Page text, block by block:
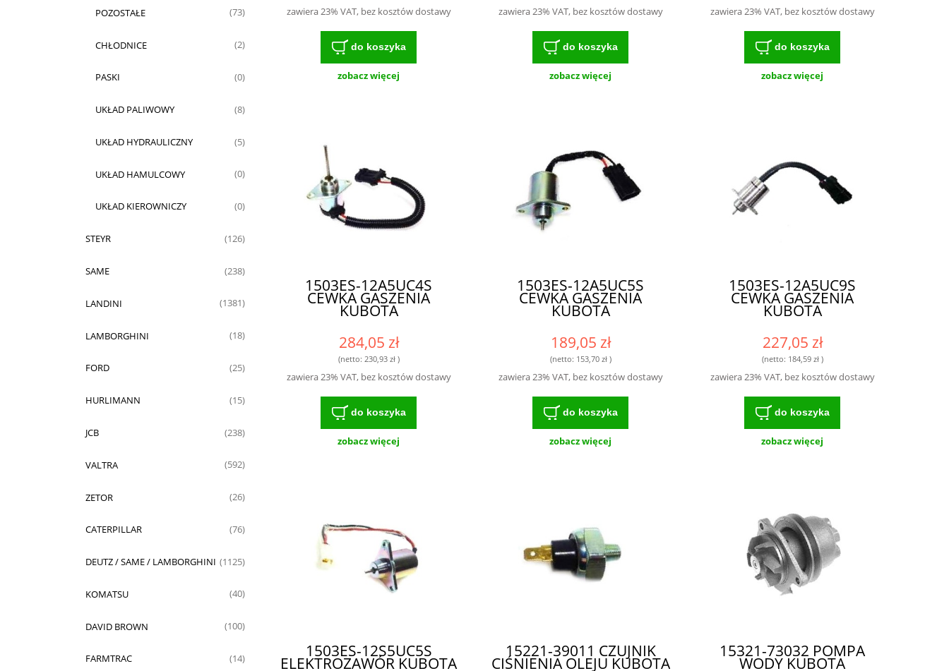
POZOSTAŁE (73)
CHŁODNICE (2)
PASKI (0)
UKŁAD PALIWOWY (8)
UKŁAD HYDRAULICZNY (5)
UKŁAD HAMULCOWY (0)
UKŁAD KIEROWNICZY (0)
STEYR (126)
SAME (238)
LANDINI (1381)
LAMBORGHINI (18)
FORD (25)
HURLIMANN (15)
JCB (238)
VALTRA (592)
ZETOR (26)
CATERPILLAR (76)
DEUTZ / SAME / LAMBORGHINI (1125)
KOMATSU (40)
DAVID BROWN (100)
FARMTRAC (14)
zawiera 23% VAT, bez kosztów dostawy
do koszyka
zobacz więcej
zawiera 23% VAT, bez kosztów dostawy
do koszyka
zobacz więcej
zawiera 23% VAT, bez kosztów dostawy
do koszyka
zobacz więcej
1503ES-12A5UC4S
CEWKA GASZENIA
KUBOTA
284,05 zł
(netto: 230,93 zł)
zawiera 23% VAT, bez kosztów dostawy
do koszyka
zobacz więcej
1503ES-12A5UC5S
CEWKA GASZENIA
KUBOTA
189,05 zł
(netto: 153,70 zł)
zawiera 23% VAT, bez kosztów dostawy
do koszyka
zobacz więcej
1503ES-12A5UC9S
CEWKA GASZENIA
KUBOTA
227,05 zł
(netto: 184,59 zł)
zawiera 23% VAT, bez kosztów dostawy
do koszyka
zobacz więcej
1503ES-12S5UC5S
ELEKTROZAWÓR KUBOTA
15221-39011 CZUJNIK
CIŚNIENIA OLEJU KUBOTA
15321-73032 POMPA
WODY KUBOTA